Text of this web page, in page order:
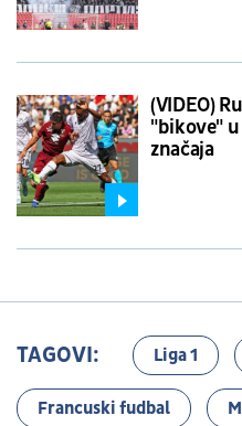
(VIDEO)
"bikove"
značaja
TAGOVI: Liga 1
Francuski fudbal